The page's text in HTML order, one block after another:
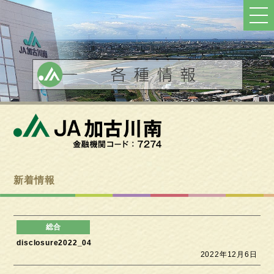
新着情報
disclosure2022_04
2022年12月6日